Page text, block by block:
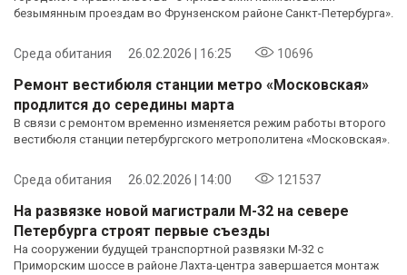
безымянным проездам во Фрунзенском районе Санкт-Петербурга».
Среда обитания 26.02.2026 | 16:25 10696
Ремонт вестибюля станции метро «Московская»
продлится до середины марта
В связи с ремонтом временно изменяется режим работы второго
вестибюля станции петербургского метрополитена «Московская».
Среда обитания 26.02.2026 | 14:00 121537
На развязке новой магистрали М-32 на севере
Петербурга строят первые съезды
На сооружении будущей транспортной развязки М-32 с
Приморским шоссе в районе Лахта-центра завершается монтаж